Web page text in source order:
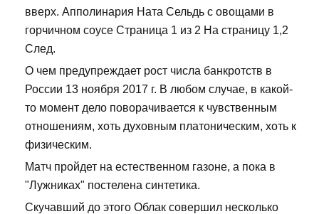
вверх. Апполинария Ната Сельдь с овощами в
горчичном соусе Страница 1 из 2 На страницу 1,2
След.
О чем предупреждает рост числа банкротств в
России 13 ноября 2017 г. В любом случае, в какой-
то момент дело поворачивается к чувственным
отношениям, хоть духовным платоническим, хоть к
физическим.
Матч пройдет на естественном газоне, а пока в
"Лужниках" постелена синтетика.
Скучавший до этого Облак совершил несколько